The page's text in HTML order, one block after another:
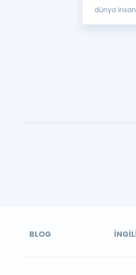
dünya
BLOG